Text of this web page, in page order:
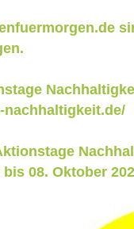
nachhaltigkeit.de/
08. Oktober